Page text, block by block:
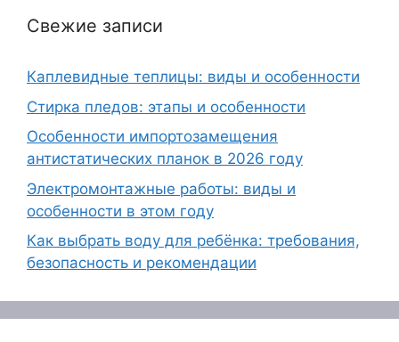
Свежие записи
Каплевидные теплицы: виды и особенности
Стирка пледов: этапы и особенности
Особенности импортозамещения
антистатических планок в 2026 году
Электромонтажные работы: виды и
особенности в этом году
Как выбрать воду для ребёнка: требования,
безопасность и рекомендации